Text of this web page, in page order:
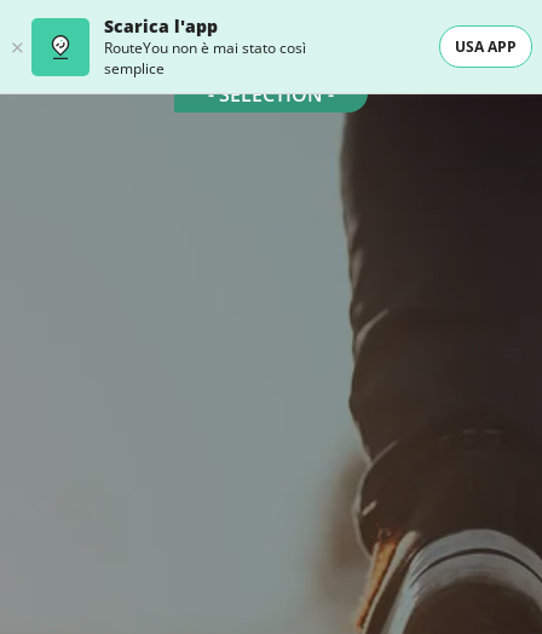
Scarica l'app
RouteYou non è mai stato così
semplice
USA APP
- SELECTION -